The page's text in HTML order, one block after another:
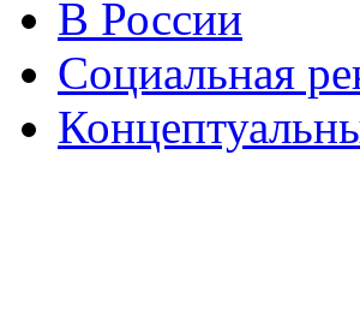
В России
Социальная